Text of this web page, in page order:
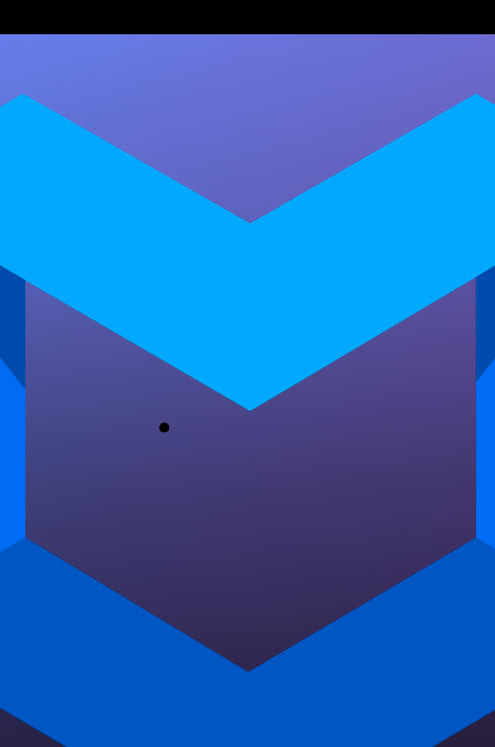
Escolar: Guia Completo
Descubra como um app próprio pode engajar
seus alunos, conectar os pais e dar mais
liberdade pro seu trabalho. Tudo…